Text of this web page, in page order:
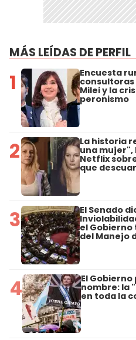
MÁS LEÍDAS DE PERFIL
1 Encuesta
consultoras
Milei y la
peronismo
2 La historia
una mujer",
Netflix
que
3 El Senado
el Gobierno
del Manejo
4 El
nombre: la
en toda la